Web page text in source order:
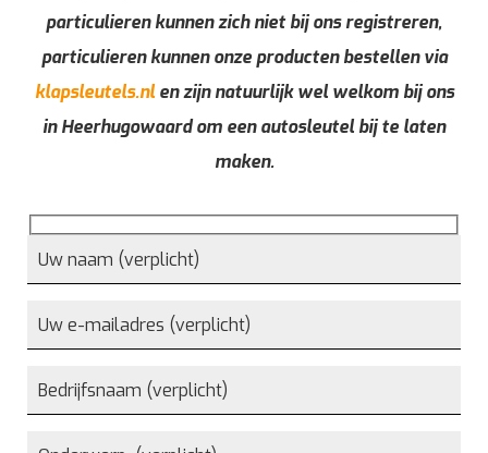
particulieren kunnen zich niet bij ons registreren,
particulieren kunnen onze producten bestellen via
klapsleutels.nlen zijn natuurlijk wel welkom bij ons
in Heerhugowaard om een autosleutel bij te laten
maken.